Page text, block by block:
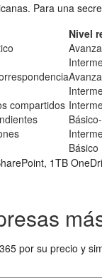
Para una
Nivel
compartidos
Básico
1TB
por su precio y